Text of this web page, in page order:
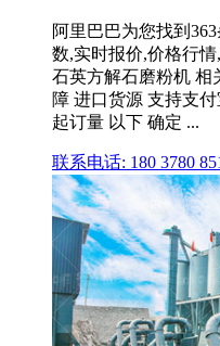
阿里巴巴为您找到
数,实时报价,价格行
石英方解石磨粉机 相
障 进口货源 支持支
起订量 以下 确定 ...
联系电话: 180 3780